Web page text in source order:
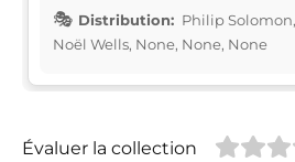
Distribution: Philip
Noël Wells, None, None, None
Évaluer la collection